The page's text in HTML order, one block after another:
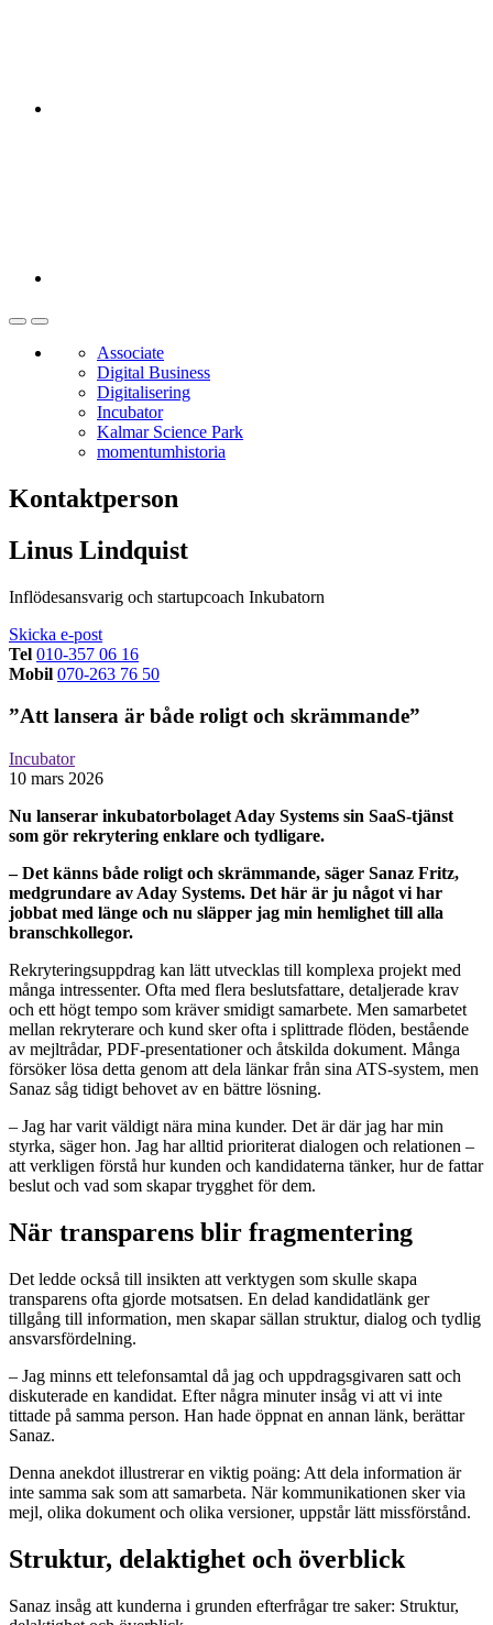
Associate
Digital Business
Digitalisering
Incubator
Kalmar Science Park
momentumhistoria
Kontaktperson
Linus Lindquist
Inflödesansvarig och startupcoach Inkubatorn
Skicka e-post
Tel 010-357 06 16
Mobil 070-263 76 50
”Att lansera är både roligt och skrämmande”
Incubator
10 mars 2026
Nu lanserar inkubatorbolaget Aday Systems sin SaaS-tjänst
som gör rekrytering enklare och tydligare.
– Det känns både roligt och skrämmande, säger Sanaz Fritz,
medgrundare av Aday Systems. Det här är ju något vi har
jobbat med länge och nu släpper jag min hemlighet till alla
branschkollegor.
Rekryteringsuppdrag kan lätt utvecklas till komplexa projekt med
många intressenter. Ofta med flera beslutsfattare, detaljerade krav
och ett högt tempo som kräver smidigt samarbete. Men samarbetet
mellan rekryterare och kund sker ofta i splittrade flöden, bestående
av mejltrådar, PDF-presentationer och åtskilda dokument. Många
försöker lösa detta genom att dela länkar från sina ATS-system, men
Sanaz såg tidigt behovet av en bättre lösning.
– Jag har varit väldigt nära mina kunder. Det är där jag har min
styrka, säger hon. Jag har alltid prioriterat dialogen och relationen –
att verkligen förstå hur kunden och kandidaterna tänker, hur de fattar
beslut och vad som skapar trygghet för dem.
När transparens blir fragmentering
Det ledde också till insikten att verktygen som skulle skapa
transparens ofta gjorde motsatsen. En delad kandidatlänk ger
tillgång till information, men skapar sällan struktur, dialog och tydlig
ansvarsfördelning.
– Jag minns ett telefonsamtal då jag och uppdragsgivaren satt och
diskuterade en kandidat. Efter några minuter insåg vi att vi inte
tittade på samma person. Han hade öppnat en annan länk, berättar
Sanaz.
Denna anekdot illustrerar en viktig poäng: Att dela information är
inte samma sak som att samarbeta. När kommunikationen sker via
mejl, olika dokument och olika versioner, uppstår lätt missförstånd.
Struktur, delaktighet och överblick
Sanaz insåg att kunderna i grunden efterfrågar tre saker: Struktur,